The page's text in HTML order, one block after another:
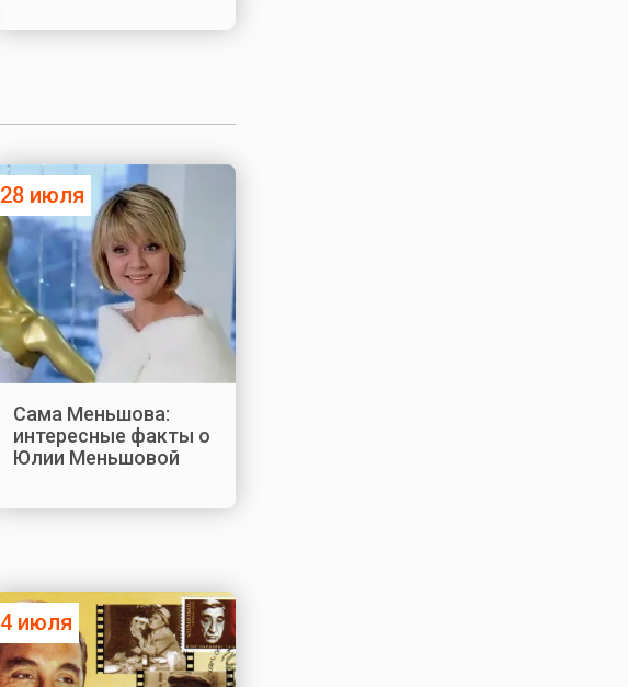
28 июля
Сама Меньшова:
интересные факты о
Юлии Меньшовой
4 июля